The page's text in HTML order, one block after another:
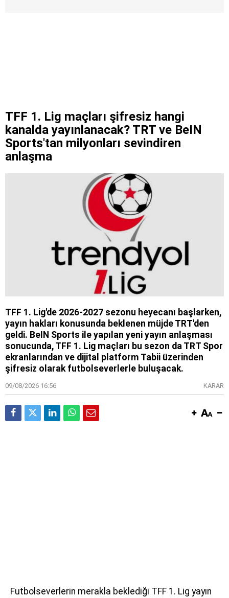
TFF 1. Lig maçları şifresiz hangi
kanalda yayınlanacak? TRT ve BeIN
Sports'tan milyonları sevindiren
anlaşma
TFF 1. Lig'de 2026-2027 sezonu heyecanı başlarken,
yayın hakları konusunda beklenen müjde TRT'den
geldi. BeIN Sports ile yapılan yeni yayın anlaşması
sonucunda, TFF 1. Lig maçları bu sezon da TRT Spor
ekranlarından ve dijital platform Tabii üzerinden
şifresiz olarak futbolseverlerle buluşacak.
09/08/2026 16:56 KARAR
Futbolseverlerin merakla beklediği TFF 1. Lig yayın